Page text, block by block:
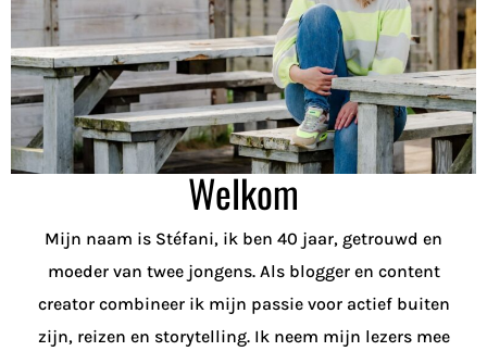
Welkom
Mijn naam is Stéfani, ik ben 40 jaar, getrouwd en
moeder van twee jongens. Als blogger en content
creator combineer ik mijn passie voor actief buiten
zijn, reizen en storytelling. Ik neem mijn lezers mee